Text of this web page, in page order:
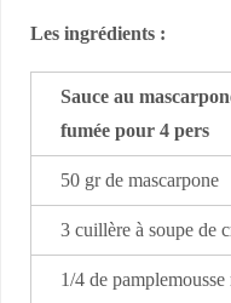
Les ingrédients :
Sauce au
fumée pour 4 pers
50 gr de mascarpone
3 cuillère à soupe de
1/4 de